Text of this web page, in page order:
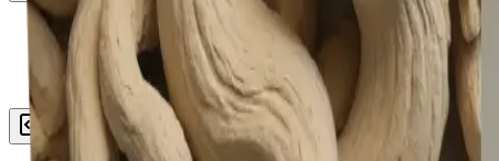
Dashboard
Clay Art Generator
Verlauf